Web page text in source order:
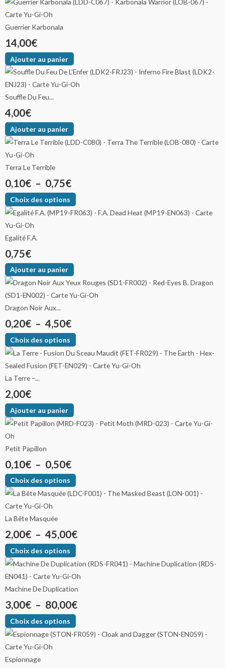
Guerrier Karbonala
14,00€
Ajouter au panier
Souffle Du Feu...
4,00€
Ajouter au panier
Terra Le Terrible
0,10€ – 0,75€
Choix des options
Egalité F.A.
0,75€
Ajouter au panier
Dragon Noir Aux...
0,20€ – 4,50€
Choix des options
La Terre –...
2,00€
Ajouter au panier
Petit Papillon
0,10€ – 0,50€
Choix des options
La Bête Masquée
2,00€ – 45,00€
Choix des options
Machine De Duplication
3,00€ – 80,00€
Choix des options
Espionnage